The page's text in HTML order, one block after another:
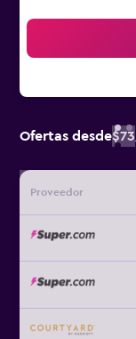
Ofertas desde$73
Proveedor